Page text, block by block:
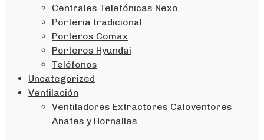
Centrales Telefónicas Nexo
Porteria tradicional
Porteros Comax
Porteros Hyundai
Teléfonos
Uncategorized
Ventilación
Ventiladores Extractores Caloventores
Anafes y Hornallas